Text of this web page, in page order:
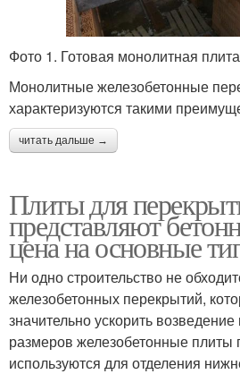
Фото 1. Готовая монолитная плита
Монолитные железобетонные
характеризуются такими
читать дальше →
Плиты для
представляют
цена на основные
Ни одно строительство не
железобетонных перекрытий,
значительно ускорить
размеров железобетонные плиты
используются для отделения